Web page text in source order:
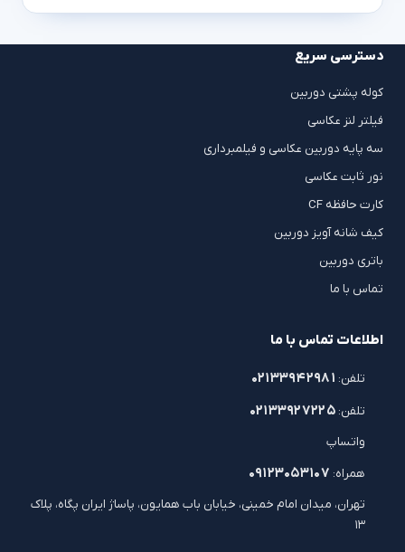
دسترسی سریع
کوله پشتی دوربین
فیلتر لنز عکاسی
سه پایه دوربین عکاسی و فیلمبرداری
نور ثابت عکاسی
کارت حافظه CF
کیف شانه آویز دوربین
باتری دوربین
تماس با ما
اطلاعات تماس با ما
تلفن: ۰۲۱۳۳۹۴۲۹۸۱
تلفن: ۰۲۱۳۳۹۲۷۲۲۵
واتساپ
همراه: ۰۹۱۲۳۰۵۳۱۰۷
تهران، میدان امام خمینی، خیابان باب همایون، پاساژ ایران پگاه، پلاک
۱۳